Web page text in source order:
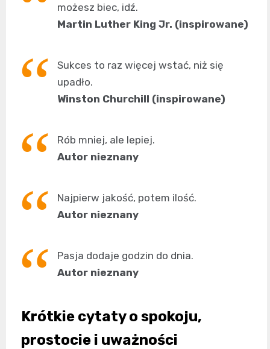
możesz biec, idź.
Martin Luther King Jr. (inspirowane)
Sukces to raz więcej wstać, niż się
upadło.
Winston Churchill (inspirowane)
Rób mniej, ale lepiej.
Autor nieznany
Najpierw jakość, potem ilość.
Autor nieznany
Pasja dodaje godzin do dnia.
Autor nieznany
Krótkie cytaty o spokoju,
prostocie i uważności